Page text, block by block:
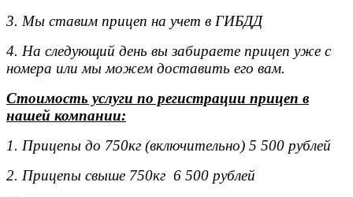
3. Мы ставим прицеп на учет в ГИБДД
4. На следующий день вы забираете прицеп уже с
номера или мы можем доставить его вам.
Стоимость услуги по регистрации прицеп в
нашей компании:
1. Прицепы до 750кг (включительно) 5 500 рублей
2. Прицепы свыше 750кг 6 500 рублей